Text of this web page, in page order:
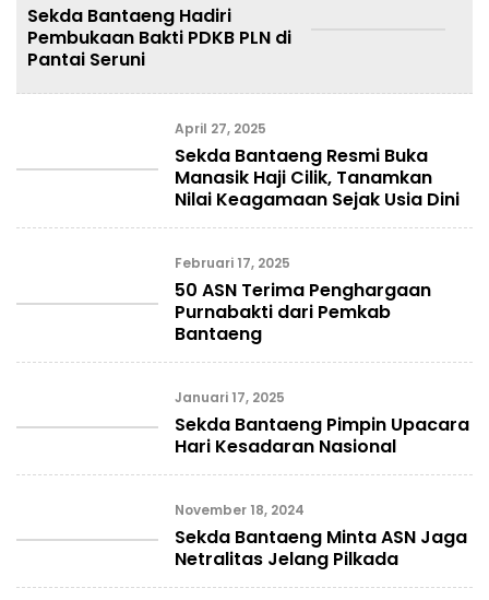
Sekda Bantaeng Hadiri
Pembukaan Bakti PDKB PLN di
Pantai Seruni
April 27, 2025
Sekda Bantaeng Resmi Buka
Manasik Haji Cilik, Tanamkan
Nilai Keagamaan Sejak Usia Dini
Februari 17, 2025
50 ASN Terima Penghargaan
Purnabakti dari Pemkab
Bantaeng
Januari 17, 2025
Sekda Bantaeng Pimpin Upacara
Hari Kesadaran Nasional
November 18, 2024
Sekda Bantaeng Minta ASN Jaga
Netralitas Jelang Pilkada